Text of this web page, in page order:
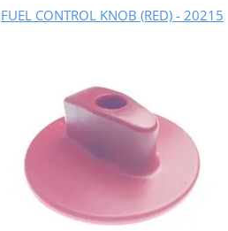
FUEL CONTROL KNOB (RED) - 20215